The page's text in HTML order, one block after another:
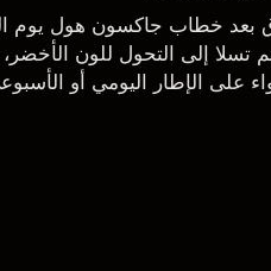
بعد خطاب جاكسون هول يوم
إلى التحول للون
على الإطار اليومي أو